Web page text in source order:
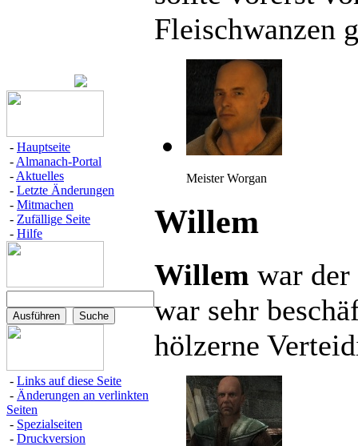
- Hauptseite
- Almanach-Portal
- Aktuelles
- Letzte Änderungen
- Mitmachen
- Zufällige Seite
- Hilfe
- Links auf diese Seite
- Änderungen an verlinkten
Seiten
- Spezialseiten
- Druckversion
Fleischwanzen
Meister Worgan
Willem
Willem war
war sehr
hölzerne